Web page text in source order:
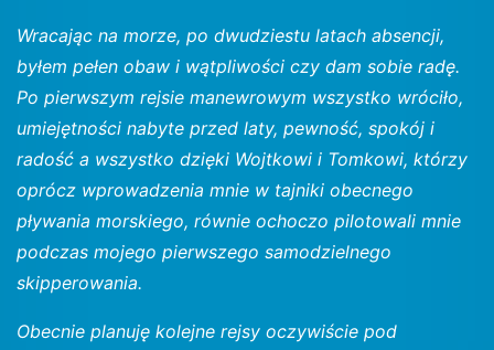
Wracając na morze, po dwudziestu latach absencji,
byłem pełen obaw i wątpliwości czy dam sobie radę.
Po pierwszym rejsie manewrowym wszystko wróciło,
umiejętności nabyte przed laty, pewność, spokój i
radość a wszystko dzięki Wojtkowi i Tomkowi, którzy
oprócz wprowadzenia mnie w tajniki obecnego
pływania morskiego, równie ochoczo pilotowali mnie
podczas mojego pierwszego samodzielnego
skipperowania.
Obecnie planuję kolejne rejsy oczywiście pod